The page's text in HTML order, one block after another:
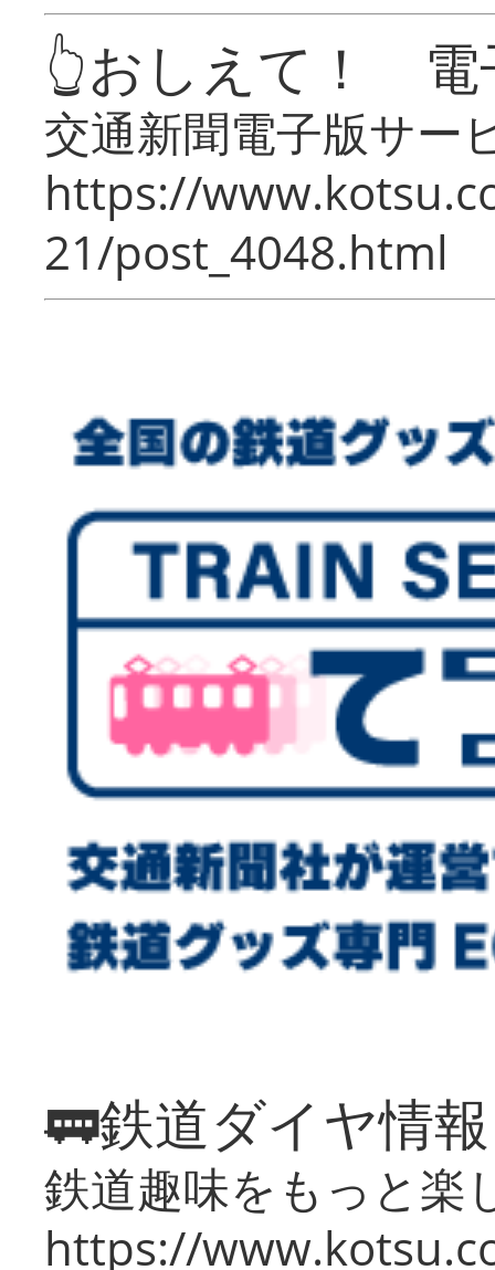
👆おしえて！ 電
交通新聞電子版サー
https://
21/post_4048.html
🚃鉄道ダイヤ情
鉄道趣味をもっと楽
https://